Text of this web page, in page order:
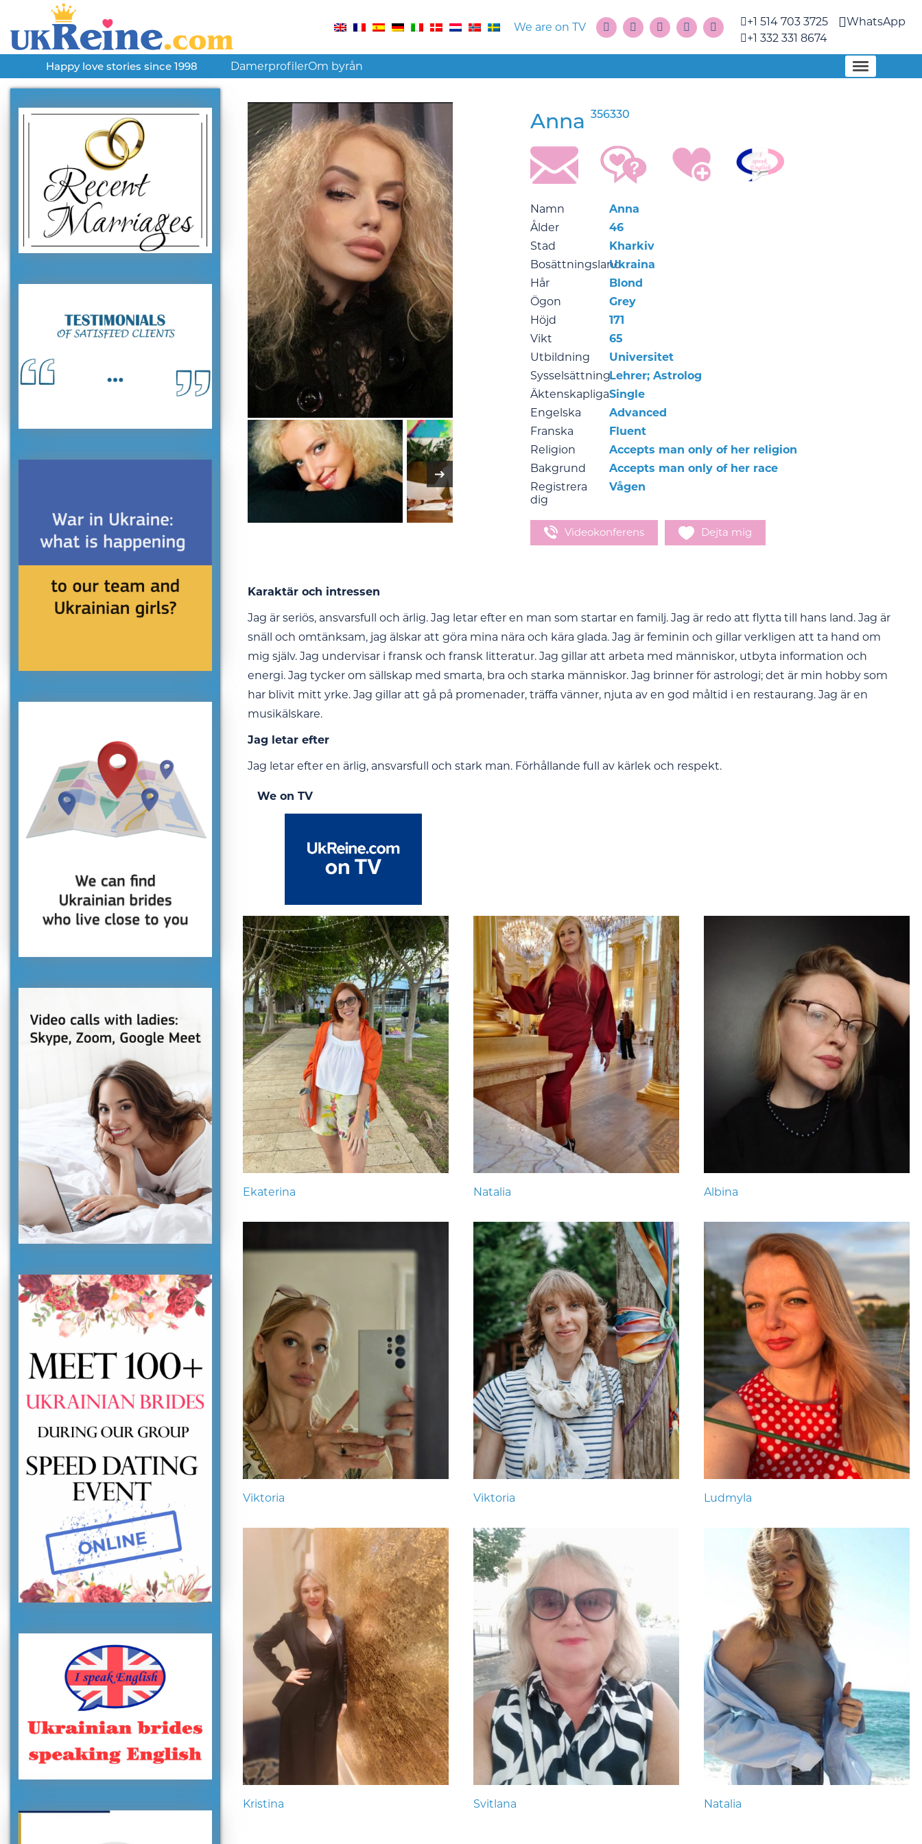
We are on TV
+1 514 703 3725
+1 332 331 8674
WhatsApp
Happy love stories since 1998 DamerprofilerOm byrån
Anna 356330
Namn
Anna
Ålder
46
Stad
Kharkiv
BosättningslandUkraina
Hår
Blond
Ögon
Grey
Höjd
171
Vikt
65
Utbildning
Universitet
SysselsättningLehrer; Astrolog
ÄktenskapligaSingle
Engelska
Advanced
Franska
Fluent
Religion
Accepts man only of her religion
Bakgrund
Accepts man only of her race
Registrera
dig
Vågen
Videokonferens Dejta mig
Karaktär och intressen
Jag är seriös, ansvarsfull och ärlig. Jag letar efter en man som startar en familj. Jag är redo att flytta till hans land. Jag är
snäll och omtänksam, jag älskar att göra mina nära och kära glada. Jag är feminin och gillar verkligen att ta hand om
mig själv. Jag undervisar i fransk och fransk litteratur. Jag gillar att arbeta med människor, utbyta information och
energi. Jag tycker om sällskap med smarta, bra och starka människor. Jag brinner för astrologi; det är min hobby som
har blivit mitt yrke. Jag gillar att gå på promenader, träffa vänner, njuta av en god måltid i en restaurang. Jag är en
musikälskare.
Jag letar efter
Jag letar efter en ärlig, ansvarsfull och stark man. Förhållande full av kärlek och respekt.
We on TV
Ekaterina Natalia Albina
Viktoria Viktoria Ludmyla
Kristina Svitlana Natalia